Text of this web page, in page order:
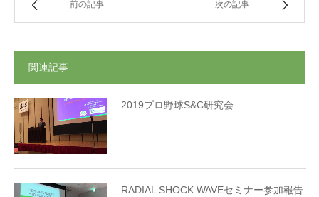
前の記事 次の記事
関連記事
2019プロ野球S&C研究会
RADIAL SHOCK WAVEセミナー参加報告